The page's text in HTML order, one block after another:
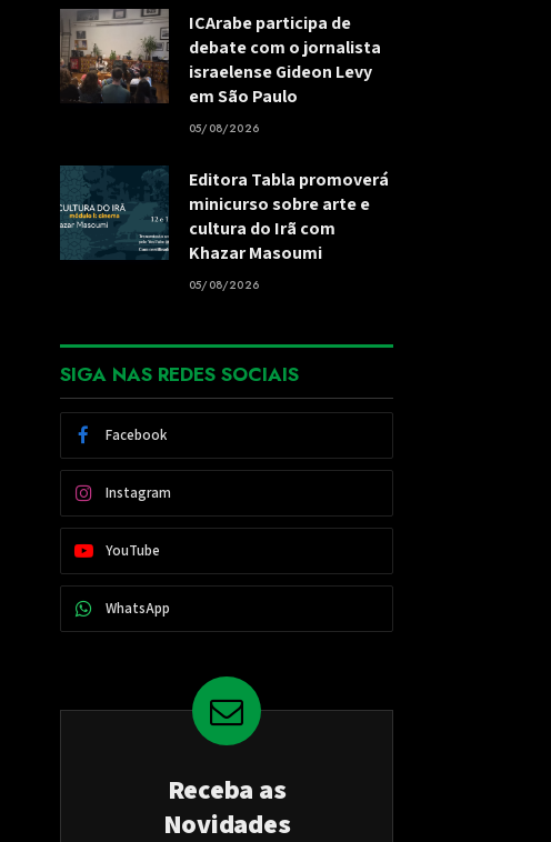
ICArabe participa de
debate com o jornalista
israelense Gideon Levy
em São Paulo
05/08/2026
Editora Tabla promoverá
minicurso sobre arte e
cultura do Irã com
Khazar Masoumi
05/08/2026
SIGA NAS REDES SOCIAIS
Facebook
Instagram
YouTube
WhatsApp
Receba as
Novidades